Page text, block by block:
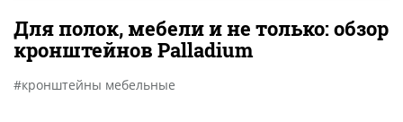
Для полок, мебели и не только: обзор
кронштейнов Palladium
кронштейны мебельные